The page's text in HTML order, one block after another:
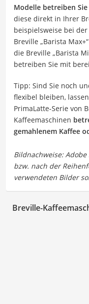
Modelle betreiben
diese direkt in Ihrer
beispielsweise bei der
Breville „Barista
die Breville „Barista
betreiben Sie mit
Tipp: Sind Sie noch
flexibel bleiben,
PrimaLatte-Serie von
Kaffeemaschinen
gemahlenem Kaffee
Breville-